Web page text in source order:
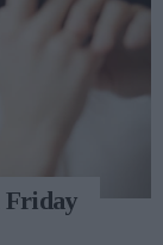
Friday